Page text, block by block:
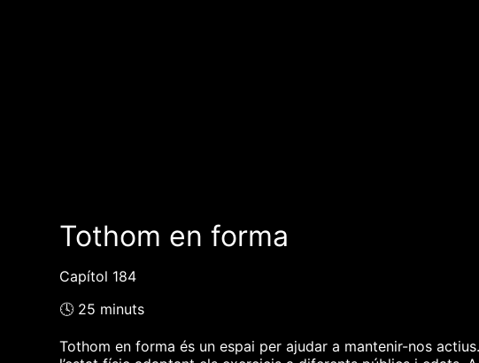
Tothom en forma
Capítol 184
🕓 25 minuts
Tothom en forma és un espai per ajudar a mantenir-nos